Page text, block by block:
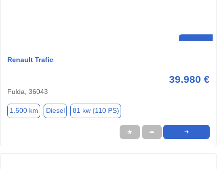
Renault Trafic
39.980 €
Fulda, 36043
1.500 km Diesel 81 kw (110 PS)
★ ➦ ➜